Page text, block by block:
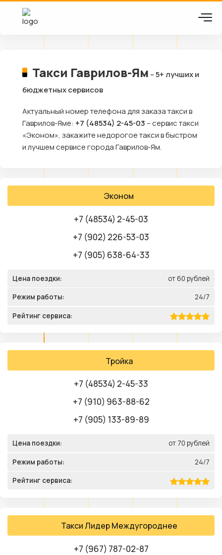
Такси Гаврилов-Ям – 5+ лучших и
бюджетных сервисов
Актуальный номер телефона для заказа такси в
Гаврилов-Яме: +7 (48534) 2-45-03 – сервис такси
«Эконом», закажите недорогое такси в быстром
и лучшем сервисе города Гаврилов-Ям.
Эконом
+7 (48534) 2-45-03
+7 (902) 226-53-03
+7 (905) 638-64-33
Цена поездки: от 60 рублей
Режим работы: 24/7
Рейтинг сервиса:
Тройка
+7 (48534) 2-45-33
+7 (910) 963-88-62
+7 (905) 133-89-89
Цена поездки: от 70 рублей
Режим работы: 24/7
Рейтинг сервиса:
Такси Лидер Междугороднее
+7 (967) 787-02-87